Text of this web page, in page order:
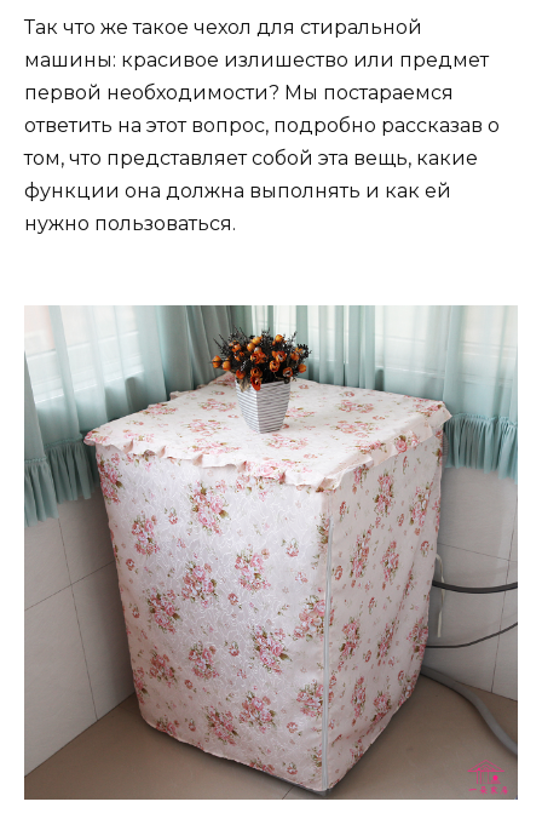
Так что же такое чехол для стиральной
машины: красивое излишество или предмет
первой необходимости? Мы постараемся
ответить на этот вопрос, подробно рассказав о
том, что представляет собой эта вещь, какие
функции она должна выполнять и как ей
нужно пользоваться.